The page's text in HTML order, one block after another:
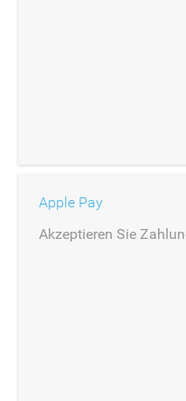
Apple Pay
Akzeptieren Sie